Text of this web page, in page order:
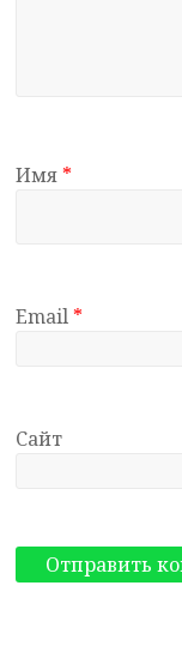
Имя *
Email *
Сайт